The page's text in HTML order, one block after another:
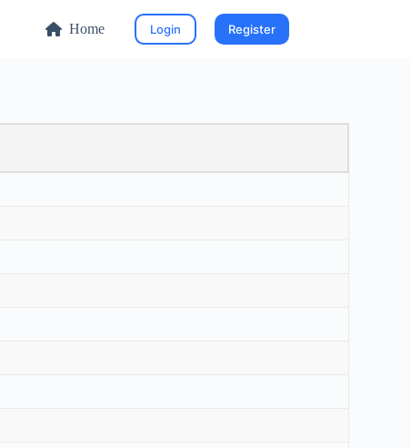
Home Login Register